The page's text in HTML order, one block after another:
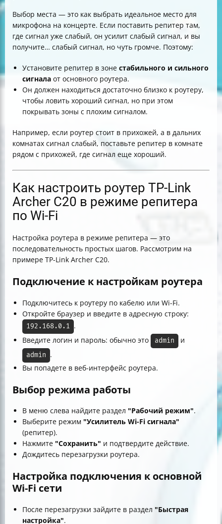
Выбор места — это как выбрать идеальное место для
микрофона на концерте. Если поставить репитер там,
где сигнал уже слабый, он усилит слабый сигнал, и вы
получите… слабый сигнал, но чуть громче. Поэтому:
Установите репитер в зоне стабильного и сильного
сигнала от основного роутера.
Он должен находиться достаточно близко к роутеру,
чтобы ловить хороший сигнал, но при этом
покрывать зоны с плохим сигналом.
Например, если роутер стоит в прихожей, а в дальних
комнатах сигнал слабый, поставьте репитер в комнате
рядом с прихожей, где сигнал еще хороший.
Как настроить роутер TP-Link
Archer C20 в режиме репитера
по Wi-Fi
Настройка роутера в режиме репитера — это
последовательность простых шагов. Рассмотрим на
примере TP-Link Archer C20.
Подключение к настройкам роутера
Подключитесь к роутеру по кабелю или Wi-Fi.
Откройте браузер и введите в адресную строку:
192.168.0.1
.
Введите логин и пароль: обычно это
admin и
admin
.
Вы попадете в веб-интерфейс роутера.
Выбор режима работы
В меню слева найдите раздел "Рабочий режим".
Выберите режим "Усилитель Wi-Fi сигнала"
(репитер).
Нажмите "Сохранить" и подтвердите действие.
Дождитесь перезагрузки роутера.
Настройка подключения к основной
Wi-Fi сети
После перезагрузки зайдите в раздел "Быстрая
настройка".